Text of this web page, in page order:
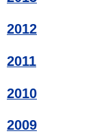
2012
2011
2010
2009